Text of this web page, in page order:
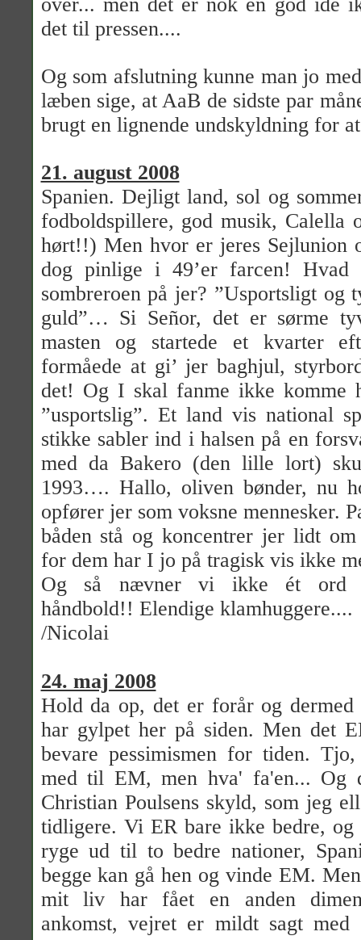
det til pressen....
Og som afslutning kunne man jo
læben sige, at AaB de sidste par
brugt en lignende undskyldning for
21. august 2008
Spanien. Dejligt land, sol og
fodboldspillere, god musik, Calella
hørt!!) Men hvor er jeres Sejlunion
dog pinlige i 49’er farcen! Hvad
sombreroen på jer? ”Usportsligt
guld”… Si Señor, det er sørme
masten og startede et kvarter
formåede at gi’ jer baghjul,
det! Og I skal fanme ikke komme
”usportslig”. Et land vis national
stikke sabler ind i halsen på en
med da Bakero (den lille lort)
1993…. Hallo, oliven bønder, nu
opfører jer som voksne mennesker.
båden stå og koncentrer jer lidt
for dem har I jo på tragisk vis ikke
Og så nævner vi ikke ét ord
håndbold!! Elendige klamhuggere....
/Nicolai
24. maj 2008
Hold da op, det er forår og dermed
har gylpet her på siden. Men det
bevare pessimismen for tiden.
med til EM, men hva' fa'en... Og
Christian Poulsens skyld, som jeg
tidligere. Vi ER bare ikke bedre, og
ryge ud til to bedre nationer,
begge kan gå hen og vinde EM.
mit liv har fået en anden
ankomst, vejret er mildt sagt